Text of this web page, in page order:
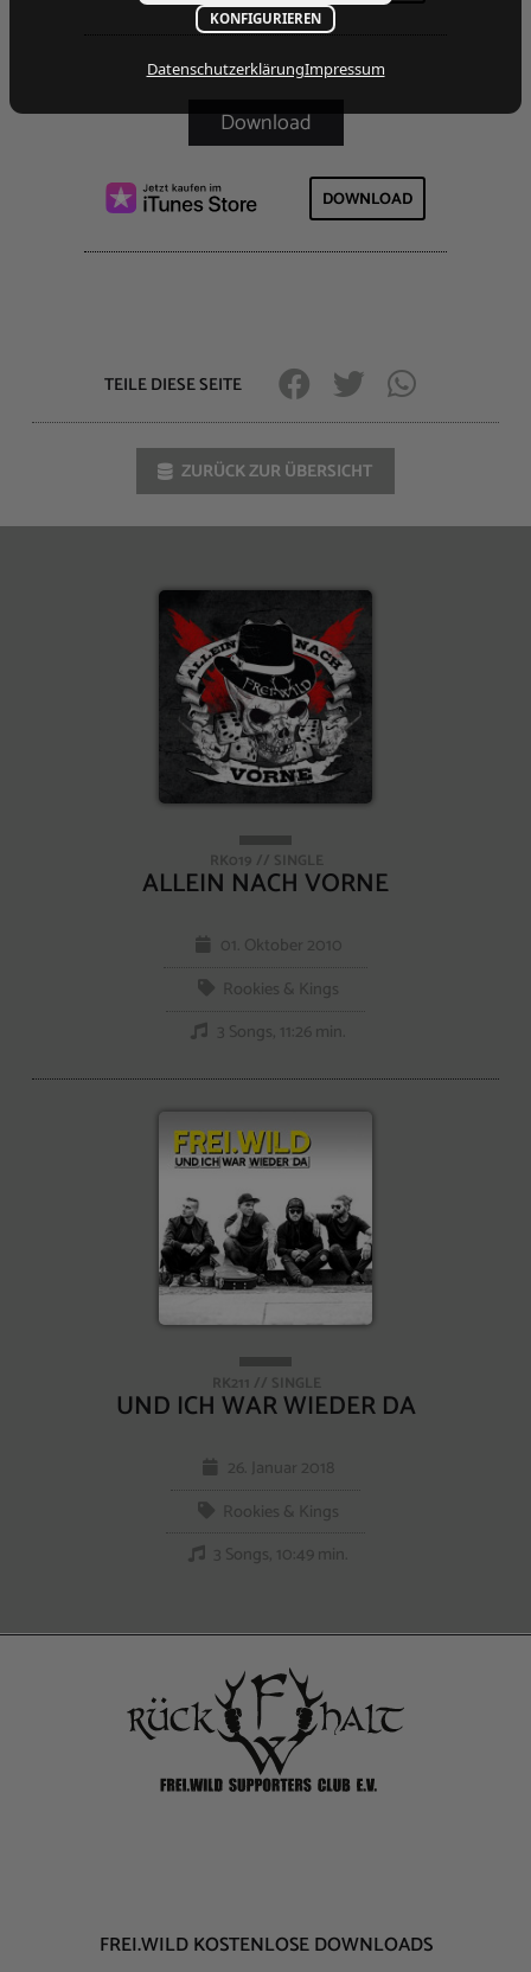
DOWNLOAD
TEILE DIESE SEITE
ZURÜCK ZUR ÜBERSICHT
RK019 // SINGLE
ALLEIN NACH VORNE
01. Oktober 2010
Rookies & Kings
3 Songs, 11:26 min.
RK211 // SINGLE
UND ICH WAR WIEDER DA
26. Januar 2018
Rookies & Kings
3 Songs, 10:49 min.
FREI.WILD KOSTENLOSE DOWNLOADS
KONFIGURIEREN
DatenschutzerklärungImpressum